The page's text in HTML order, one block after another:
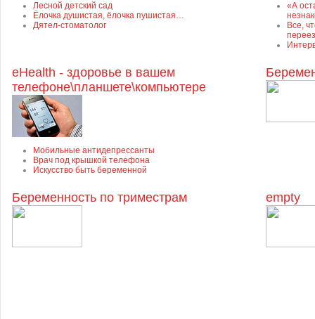
Лесной детский сад
Ёлочка душистая, ёлочка пушистая…
Дятел-стоматолог
«А
Все,
eHealth - здоровье в вашем
телефоне\планшете\компьютере
Мобильные антидепрессанты
Врач под крышкой телефона
Искусство быть беременной
Беременность по триместрам empty